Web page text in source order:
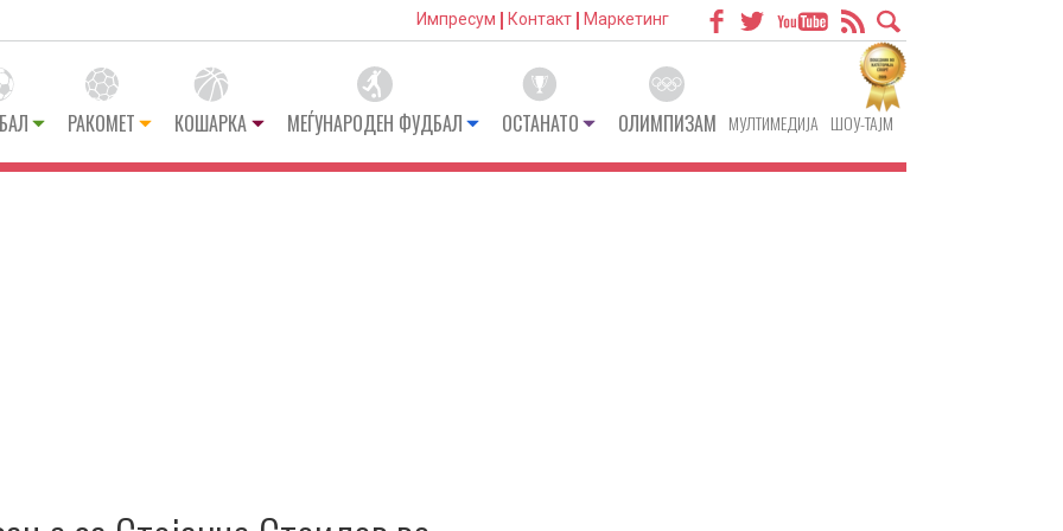
Импресум Контакт Маркетинг
РАКОМЕТ КОШАРКА МЕЃУНАРОДЕН ФУДБАЛ ОСТАНАТО ОЛИМПИЗАМ МУЛТИМЕДИЈА ШОУ-ТАЈМ